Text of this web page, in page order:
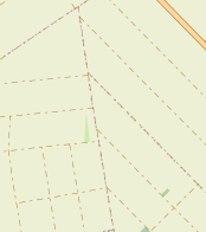
Vrnjačka Banja
Perućac
Kladovo
Aranđelovac